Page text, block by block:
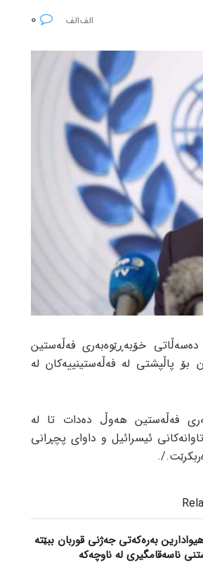
خۆبەڕێوەبەری فەڵەستین
بۆ پاڵپشتی لە فەڵەستینییەکان لە
فەڵەستین هەوڵ دەدات تا لە
ئیسرائیل و داوای پچڕانی
.
بەرەکەتی جەژنی قوربان ببێتە
ناسەقامگیری لە ناوچەکە